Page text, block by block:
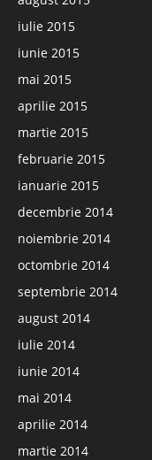
iulie 2015
iunie 2015
mai 2015
aprilie 2015
martie 2015
februarie 2015
ianuarie 2015
decembrie 2014
noiembrie 2014
octombrie 2014
septembrie 2014
august 2014
iulie 2014
iunie 2014
mai 2014
aprilie 2014
martie 2014